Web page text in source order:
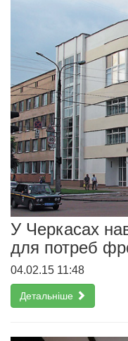
У Черкасах
для потреб
04.02.15 11:48
Детальніше